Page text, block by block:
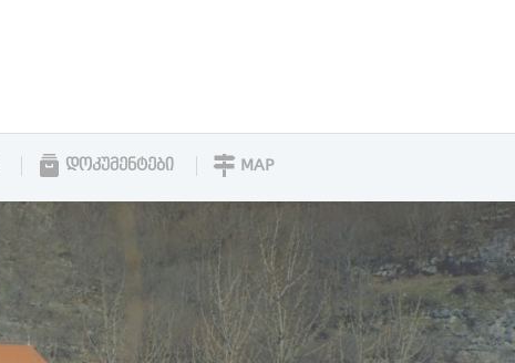
ᲓᲝᲙᲣᲛᲔᲜᲢᲔᲑᲘ MAP